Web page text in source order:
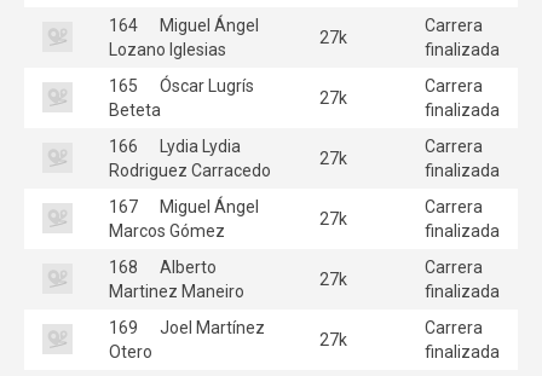
164
Miguel Ángel
Lozano Iglesias
27k
Carrera
finalizada
165
Óscar Lugrís
Beteta
27k
Carrera
finalizada
166
Lydia Lydia
Rodriguez Carracedo
27k
Carrera
finalizada
167
Miguel Ángel
Marcos Gómez
27k
Carrera
finalizada
168
Alberto
Martinez Maneiro
27k
Carrera
finalizada
169
Joel Martínez
Otero
27k
Carrera
finalizada